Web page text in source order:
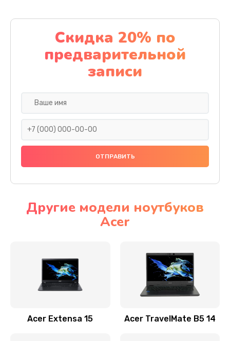
Заказать
Чистка от пыли
1060 руб.
Заказать
Ремонт подсветки
Настройка BIOS
Замена видеочипа
Заказать
Скидка 20% по
предварительной
записи
Другие модели ноутбуков
Acer
Acer Extensa 15 Acer TravelMate B5 14